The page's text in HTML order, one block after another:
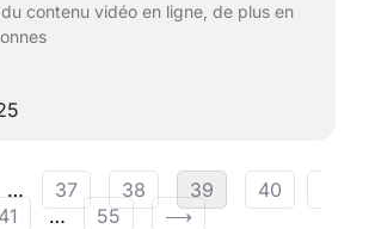
du contenu vidéo en ligne, de plus en
… 37 38 39
40
41
… 55 ⟶